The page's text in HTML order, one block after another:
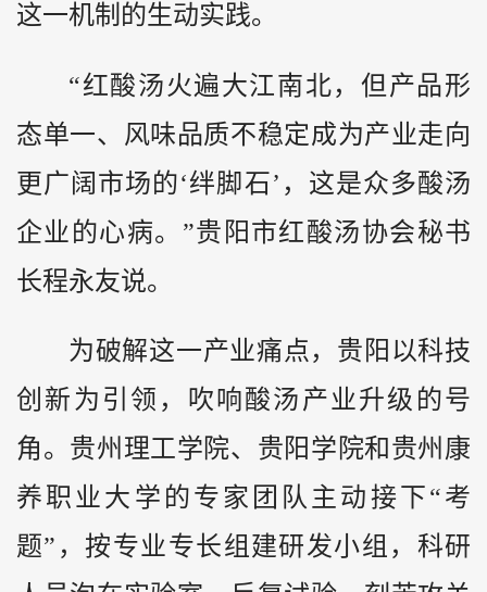
这一机制的生动实践。
“红酸汤火遍大江南北，但产品形
态单一、风味品质不稳定成为产业走向
更广阔市场的‘绊脚石’，这是众多酸汤
企业的心病。”贵阳市红酸汤协会秘书
长程永友说。
为破解这一产业痛点，贵阳以科技
创新为引领，吹响酸汤产业升级的号
角。贵州理工学院、贵阳学院和贵州康
养职业大学的专家团队主动接下“考
题”，按专业专长组建研发小组，科研